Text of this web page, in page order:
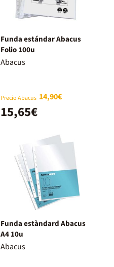
Funda estándar Abacus
Folio 100u
Abacus
Precio Abacus 14,90€
15,65€
Funda estàndard Abacus
A4 10u
Abacus